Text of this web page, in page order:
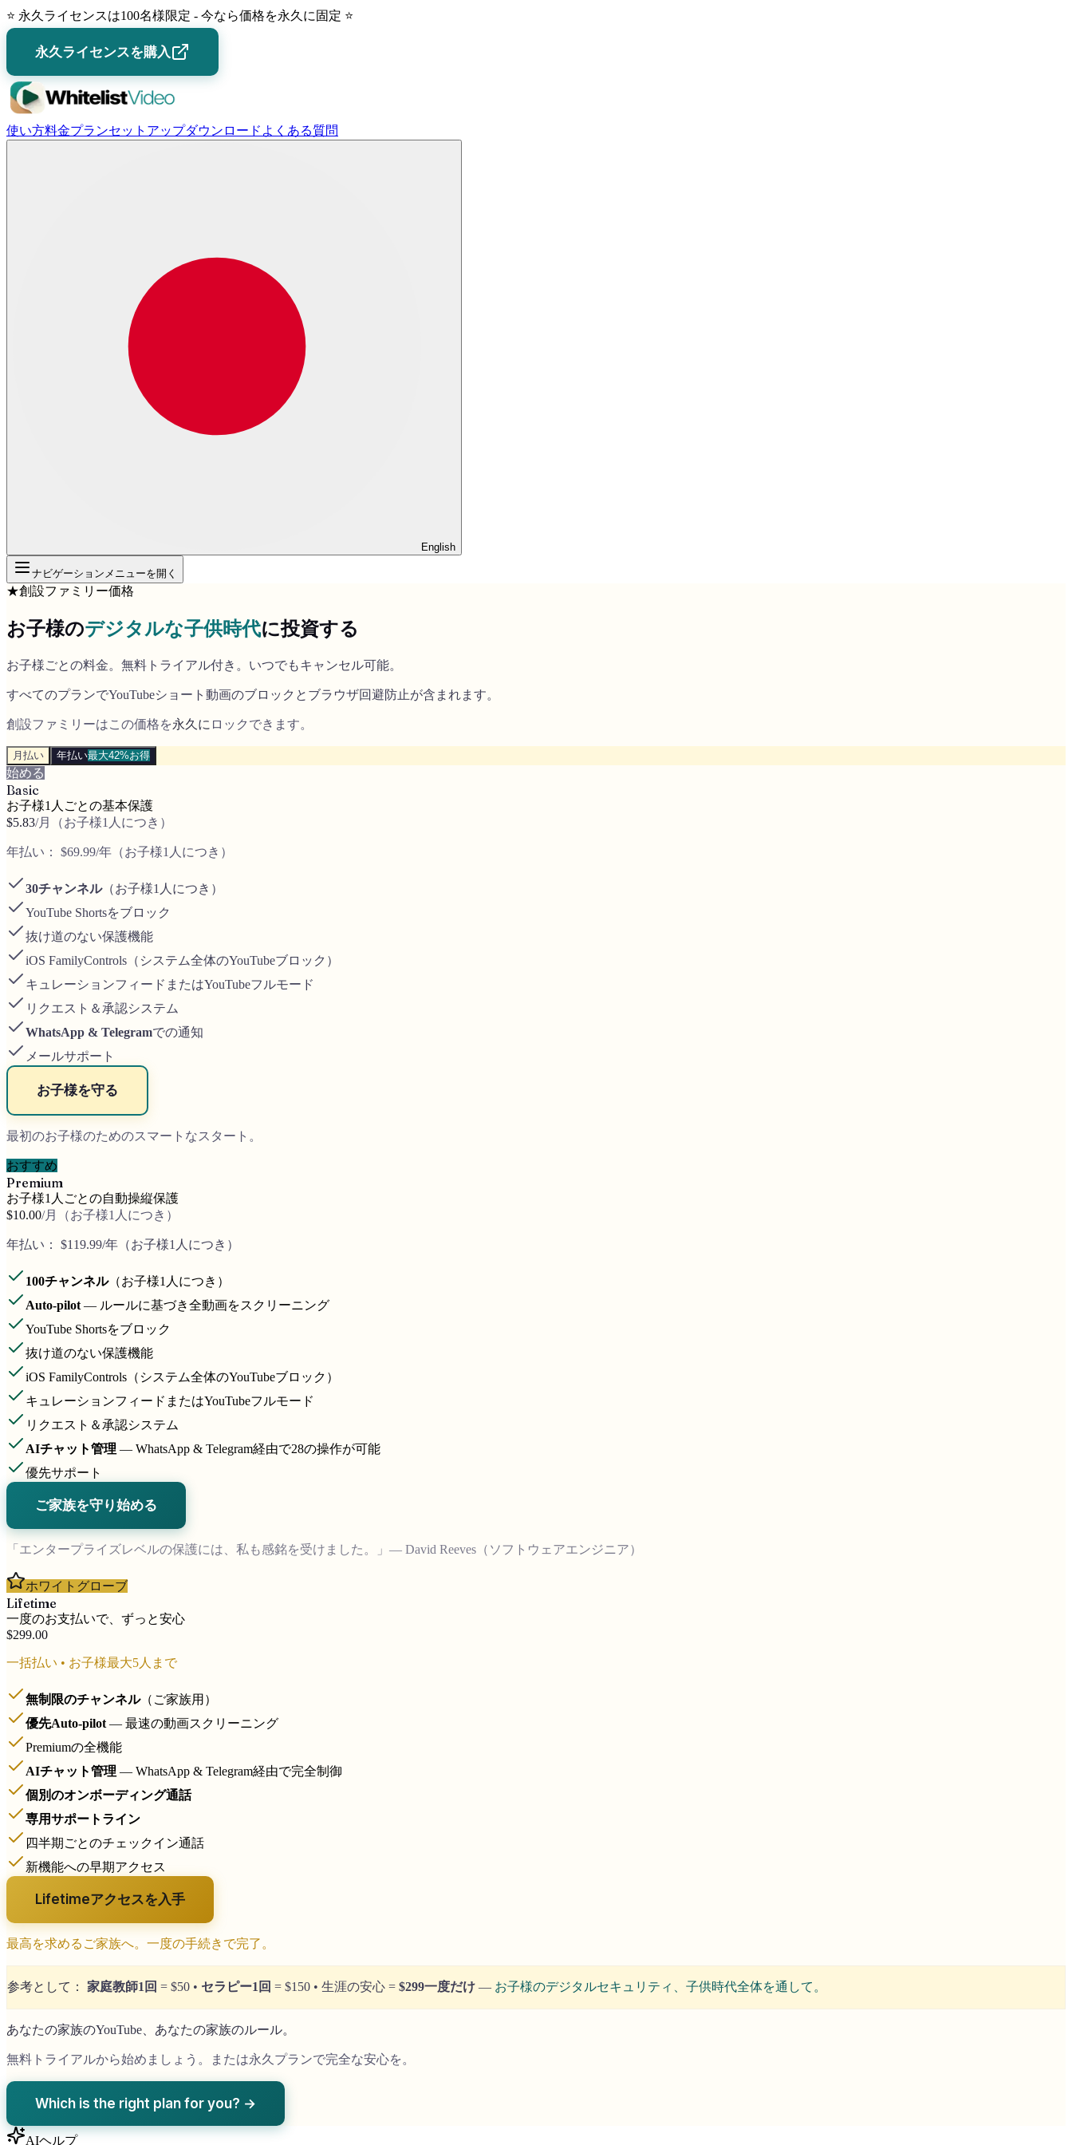
⭐ 永久ライセンスは100名様限定 - 今なら価格を永久に固定 ⭐
永久ライセンスを購入
使い方料金プランセットアップダウンロード よくある質問
English
ナビゲーションメニューを開く
★創設ファミリー価格
お子様のデジタルな子供時代に投資する
お子様ごとの料金。無料トライアル付き。いつでもキャンセル可能。
すべてのプランでYouTubeショート動画のブロックとブラウザ回避防止が含まれます。
創設ファミリーはこの価格を永久に ロックできます。
月払い 年払い最大42%お得
始める
Basic
お子様1人ごとの基本保護
$5.83/月（お子様1人につき）
年払い： $69.99/年（お子様1人につき）
30チャンネル（お子様1人につき）
YouTube Shortsをブロック
抜け道のない保護機能
iOS FamilyControls（システム全体のYouTubeブロック）
キュレーションフィードまたはYouTubeフルモード
リクエスト＆承認システム
WhatsApp & Telegramでの通知
メールサポート
お子様を守る
最初のお子様のためのスマートなスタート。
おすすめ
Premium
お子様1人ごとの自動操縦保護
$10.00/月（お子様1人につき）
年払い： $119.99/年（お子様1人につき）
100チャンネル（お子様1人につき）
Auto-pilot — ルールに基づき全動画をスクリーニング
YouTube Shortsをブロック
抜け道のない保護機能
iOS FamilyControls（システム全体のYouTubeブロック）
キュレーションフィードまたはYouTubeフルモード
リクエスト＆承認システム
AIチャット管理 — WhatsApp & Telegram経由で28の操作が可能
優先サポート
ご家族を守り始める
「エンタープライズレベルの保護には、私も感銘を受けました。」— David Reeves（ソフトウェアエンジニア）
ホワイトグローブ
Lifetime
一度のお支払いで、ずっと安心
$299.00
一括払い • お子様最大5人まで
無制限のチャンネル（ご家族用）
優先Auto-pilot — 最速の動画スクリーニング
Premiumの全機能
AIチャット管理 — WhatsApp & Telegram経由で完全制御
個別のオンボーディング通話
専用サポートライン
四半期ごとのチェックイン通話
新機能への早期アクセス
Lifetimeアクセスを入手
最高を求めるご家族へ。一度の手続きで完了。
参考として： 家庭教師1回 = $50 • セラピー1回 = $150 • 生涯の安心 = $299一度だけ — お子様のデジタルセキュリティ、子供時代全体を通して。
あなたの家族のYouTube、あなたの家族のルール。
無料トライアルから始めましょう。または永久プランで完全な安心を。
Which is the right plan for you? →
AIヘルプ